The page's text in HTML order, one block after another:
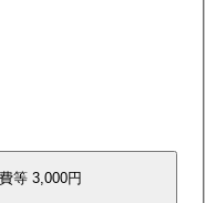
等 3,000円